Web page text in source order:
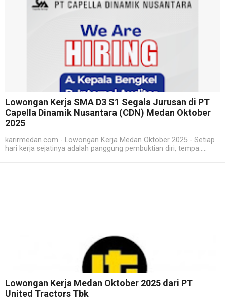
Lowongan Kerja SMA D3 S1 Segala Jurusan di PT
Capella Dinamik Nusantara (CDN) Medan Oktober
2025
karirmedan.com - Lowongan Kerja Medan Oktober 2025 - Setiap
hari kerja sejatinya adalah panggung pembuktian diri, tempa.....
Lowongan Kerja Medan Oktober 2025 dari PT
United Tractors Tbk